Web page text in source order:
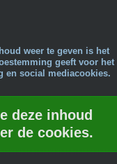
weer te geven is het
geeft voor het
en social mediacookies.
deze inhoud
de cookies.